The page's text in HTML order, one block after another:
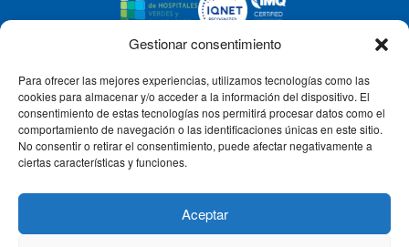
Gestionar consentimiento
Para ofrecer las mejores experiencias, utilizamos tecnologías como las
cookies para almacenar y/o acceder a la información del dispositivo. El
consentimiento de estas tecnologías nos permitirá procesar datos como el
comportamiento de navegación o las identificaciones únicas en este sitio.
No consentir o retirar el consentimiento, puede afectar negativamente a
ciertas características y funciones.
Aceptar
CLÍNICA CEMTRO
QUIÉNES SOMOS